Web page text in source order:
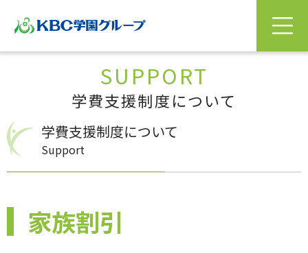
SUPPORT
学費支援制度について
学費支援制度について
Support
家族割引